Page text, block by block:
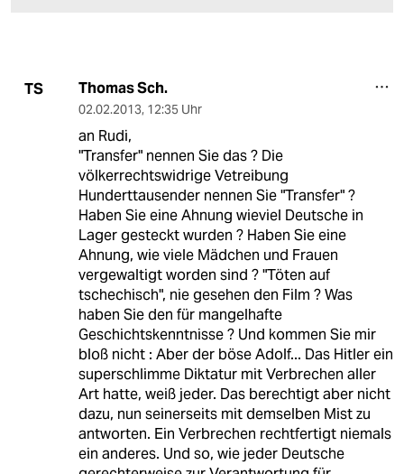
TS Thomas Sch.
02.02.2013, 12:35 Uhr
an Rudi,
"Transfer" nennen Sie das ? Die
völkerrechtswidrige Vetreibung
Hunderttausender nennen Sie "Transfer" ?
Haben Sie eine Ahnung wieviel Deutsche in
Lager gesteckt wurden ? Haben Sie eine
Ahnung, wie viele Mädchen und Frauen
vergewaltigt worden sind ? "Töten auf
tschechisch", nie gesehen den Film ? Was
haben Sie den für mangelhafte
Geschichtskenntnisse ? Und kommen Sie mir
bloß nicht : Aber der böse Adolf... Das Hitler ein
superschlimme Diktatur mit Verbrechen aller
Art hatte, weiß jeder. Das berechtigt aber nicht
dazu, nun seinerseits mit demselben Mist zu
antworten. Ein Verbrechen rechtfertigt niemals
ein anderes. Und so, wie jeder Deutsche